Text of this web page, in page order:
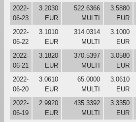
2022-
06-23
3.2030
EUR
522.6366
MULTI
3.5880
EUR
2022-
06-22
3.1010
EUR
314.0314
MULTI
3.1000
EUR
2022-
06-21
3.1820
EUR
370.5397
MULTI
3.0580
EUR
2022-
06-20
3.0610
EUR
65.0000
MULTI
3.0610
EUR
2022-
06-19
2.9920
EUR
435.3392
MULTI
3.3350
EUR